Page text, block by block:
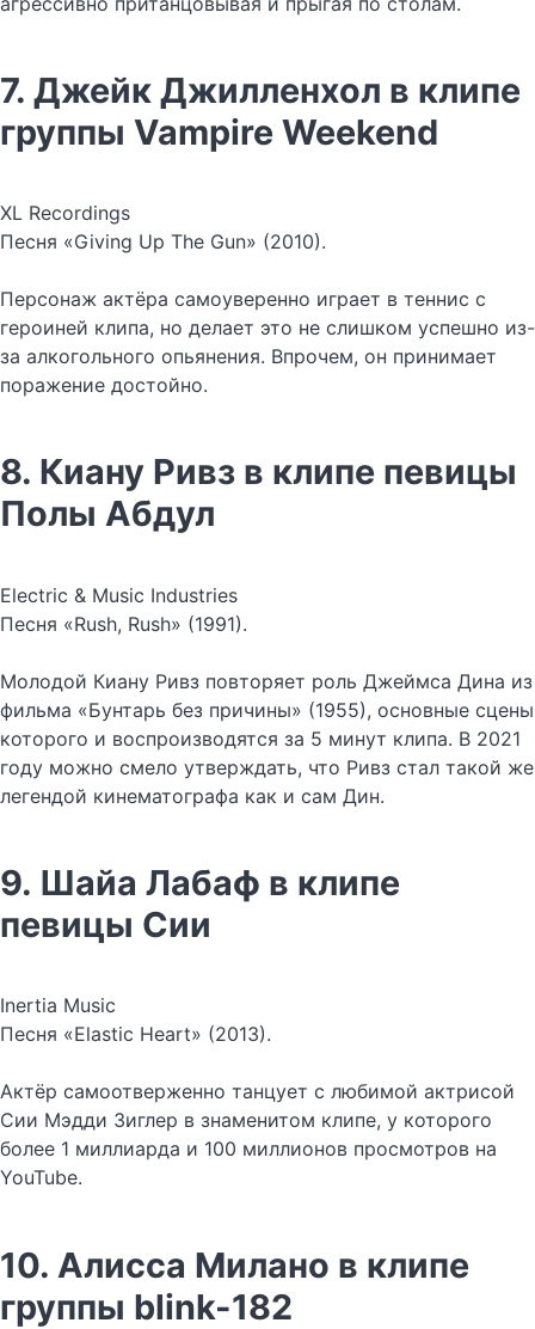
7. Джейк Джилленхол в клипе
группы Vampire Weekend
XL Recordings
Песня «Giving Up The Gun» (2010).
Персонаж актёра самоуверенно играет в теннис с
героиней клипа, но делает это не слишком успешно из-
за алкогольного опьянения. Впрочем, он принимает
поражение достойно.
8. Киану Ривз в клипе певицы
Полы Абдул
Electric & Music Industries
Песня «Rush, Rush» (1991).
Молодой Киану Ривз повторяет роль Джеймса Дина из
фильма «Бунтарь без причины» (1955), основные сцены
которого и воспроизводятся за 5 минут клипа. В 2021
году можно смело утверждать, что Ривз стал такой же
легендой кинематографа как и сам Дин.
9. Шайа Лабаф в клипе
певицы Сии
Inertia Music
Песня «Elastic Heart» (2013).
Актёр самоотверженно танцует с любимой актрисой
Сии Мэдди Зиглер в знаменитом клипе, у которого
более 1 миллиарда и 100 миллионов просмотров на
YouTube.
10. Алисса Милано в клипе
группы blink-182